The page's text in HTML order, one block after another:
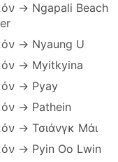
→ Ngapali Beach
→ Nyaung U
→ Myitkyina
→ Pyay
→ Pathein
→ Τσιάνγκ Μάι
→ Pyin Oo Lwin